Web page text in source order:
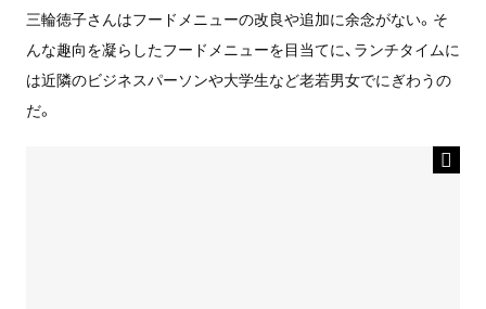
三輪徳子さんはフードメニューの改良や追加に余念がない。そ
んな趣向を凝らしたフードメニューを目当てに、ランチタイムに
は近隣のビジネスパーソンや大学生など老若男女でにぎわうの
だ。